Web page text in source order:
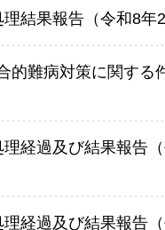
結果報告（令和8年
難病対策に関する
経過及び結果報告
経過及び結果報告